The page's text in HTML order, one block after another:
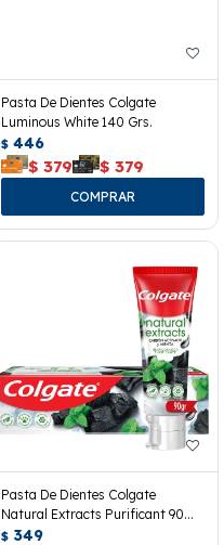
Pasta De Dientes Colgate
Luminous White 140 Grs.
$ 446
$ 379 $ 379
Pasta De Dientes Colgate
Natural Extracts Purificant 90
Grs.
$ 349